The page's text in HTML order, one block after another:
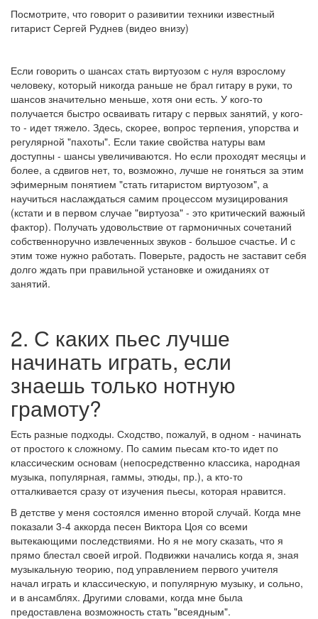
Посмотрите, что говорит о разивитии техники известный
гитарист Сергей Руднев (видео внизу)
Если говорить о шансах стать виртуозом с нуля взрослому
человеку, который никогда раньше не брал гитару в руки, то
шансов значительно меньше, хотя они есть. У кого-то
получается быстро осваивать гитару с первых занятий, у кого-
то - идет тяжело. Здесь, скорее, вопрос терпения, упорства и
регулярной "пахоты". Если такие свойства натуры вам
доступны - шансы увеличиваются. Но если проходят месяцы и
более, а сдвигов нет, то, возможно, лучше не гоняться за этим
эфимерным понятием "стать гитаристом виртуозом", а
научиться наслаждаться самим процессом музицирования
(кстати и в первом случае "виртуоза" - это критический важный
фактор). Получать удовольствие от гармоничных сочетаний
собственноручно извлеченных звуков - большое счастье. И с
этим тоже нужно работать. Поверьте, радость не заставит себя
долго ждать при правильной установке и ожиданиях от
занятий.
2. С каких пьес лучше
начинать играть, если
знаешь только нотную
грамоту?
Есть разные подходы. Сходство, пожалуй, в одном - начинать
от простого к сложному. По самим пьесам кто-то идет по
классическим основам (непосредственно классика, народная
музыка, популярная, гаммы, этюды, пр.), а кто-то
отталкивается сразу от изучения пьесы, которая нравится.
В детстве у меня состоялся именно второй случай. Когда мне
показали 3-4 аккорда песен Виктора Цоя со всеми
вытекающими последствиями. Но я не могу сказать, что я
прямо блестал своей игрой. Подвижки начались когда я, зная
музыкальную теорию, под управлением первого учителя
начал играть и классическую, и популярную музыку, и сольно,
и в ансамблях. Другими словами, когда мне была
предоставлена возможность стать "всеядным".